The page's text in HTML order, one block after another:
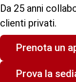
Da 25 anni
clienti privati.
Prenota un
Prova la